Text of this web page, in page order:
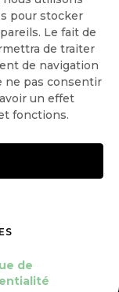
pour stocker
Le fait de
de traiter
de navigation
ne pas consentir
un effet
fonctions.
de
de confidentialité
le consentement